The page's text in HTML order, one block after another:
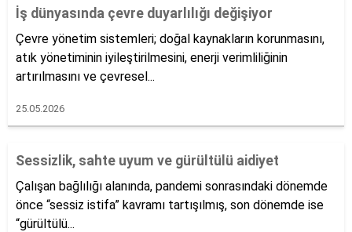
İş dünyasında çevre duyarlılığı değişiyor
Çevre yönetim sistemleri; doğal kaynakların korunmasını,
atık yönetiminin iyileştirilmesini, enerji verimliliğinin
artırılmasını ve çevresel...
25.05.2026
Sessizlik, sahte uyum ve gürültülü aidiyet
Çalışan bağlılığı alanında, pandemi sonrasındaki dönemde
önce “sessiz istifa” kavramı tartışılmış, son dönemde ise
“gürültülü...